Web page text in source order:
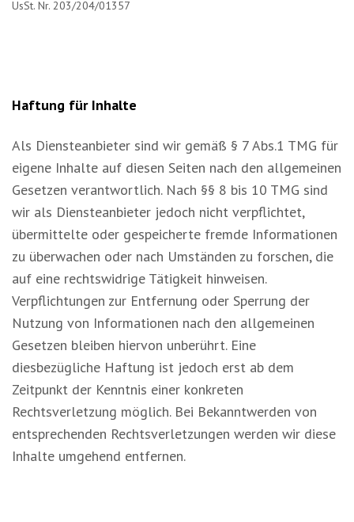
UsSt. Nr. 203/204/01357
Haftung für Inhalte
Als Diensteanbieter sind wir gemäß § 7 Abs.1 TMG für
eigene Inhalte auf diesen Seiten nach den allgemeinen
Gesetzen verantwortlich. Nach §§ 8 bis 10 TMG sind
wir als Diensteanbieter jedoch nicht verpflichtet,
übermittelte oder gespeicherte fremde Informationen
zu überwachen oder nach Umständen zu forschen, die
auf eine rechtswidrige Tätigkeit hinweisen.
Verpflichtungen zur Entfernung oder Sperrung der
Nutzung von Informationen nach den allgemeinen
Gesetzen bleiben hiervon unberührt. Eine
diesbezügliche Haftung ist jedoch erst ab dem
Zeitpunkt der Kenntnis einer konkreten
Rechtsverletzung möglich. Bei Bekanntwerden von
entsprechenden Rechtsverletzungen werden wir diese
Inhalte umgehend entfernen.